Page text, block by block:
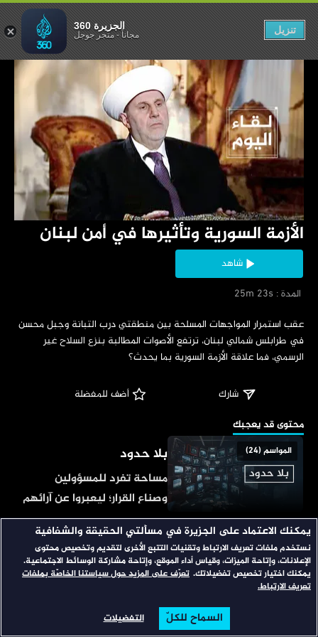
تصفح
‏الأزمة السورية وتأثيرها في أمن لبنان
شاهد
‏ المدة : 25m 23s
الرسمي، فما علاقة الأزمة السورية بما يحدث؟
شارك
أضف للمفضلة
‏محتوى قد يعجبك
المواسم (24) بلا حدود
مساحة تفرد للمسؤولين
وصناع القرار؛ ليعبروا عن آرائهم
في أهم قضايا الساعة، يتبنى
المذيع وجهة النظر المخالفة
للضيف؛ ليوجه له مجموعة
متتالية من الأسئلة، بأسلوب
المواسم (10) فوق السلطة
برنامج سياسي ساخر يعالج
الأحداث السياسية والاقتصادية
والاجتماعية التي يشهدها
الأسبوع، يقدمها في قالب
الاتجاه المعاكس
في أمن لبنان
الجزيرة 360
مجاناً-متجر جوجل تنزيل
يمكنك الاعتماد على الجزيرة في مسألتي الحقيقة والشفافية
نستخدم ملفات تعريف الارتباط وتقنيات التتبع الأخرى لتقديم وتخصيص محتوى
الإعلانات، وإتاحة الميزات، وقياس أداء الموقع، وإتاحة مشاركة الوسائط الاجتماعية.
يمكنك اختيار تخصيص تفضيلاتك. تعرّف على المزيد حول سياستنا الخاصّة بملفات
تعريف الارتباط.
التفضيلات السماح للكلّ